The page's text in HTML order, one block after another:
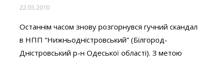
22.03.2010
Останнім часом знову розгорнувся гучний скандал
в НПП “Нижньодністровський” (Білгород-
Дністровський р-н Одеської області). З метою